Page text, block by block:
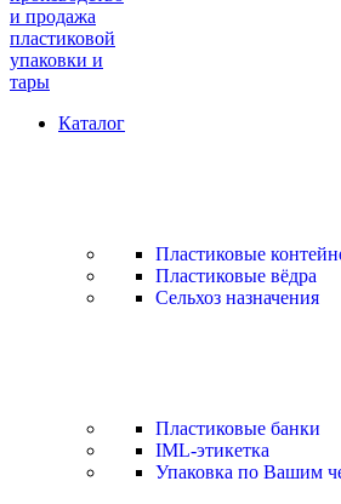
Каталог
Пластиковые
Пластиковые вёдра
Сельхоз назначения
Пластиковые банки
IML-этикетка
Упаковка по Вашим